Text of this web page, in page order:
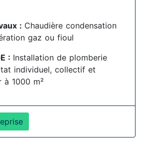
: Chaudière condensation
gaz ou fioul
: Installation de plomberie
individuel, collectif et
à 1000 m²